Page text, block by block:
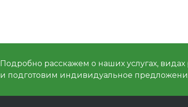
Подробно расскажем о наших услугах, видах
и подготовим индивидуальное